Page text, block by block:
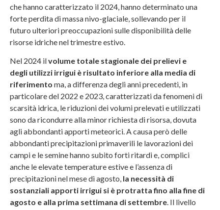
che hanno caratterizzato il 2024, hanno determinato una
forte perdita di massa nivo-glaciale, sollevando per il
futuro ulteriori preoccupazioni sulle disponibilità delle
risorse idriche nel trimestre estivo.
Nel 2024 ilvolume totale stagionale dei prelievi e
degli utilizzi irrigui è risultato inferiore alla media di
riferimento ma, a differenza degli anni precedenti, in
particolare del 2022 e 2023, caratterizzati da fenomeni di
scarsità idrica, le riduzioni dei volumi prelevati e utilizzati
sono da ricondurre alla minor richiesta di risorsa, dovuta
agli abbondanti apporti meteorici. A causa però delle
abbondanti precipitazioni primaverili le lavorazioni dei
campi e le semine hanno subito forti ritardi e, complici
anche le elevate temperature estive e l’assenza di
precipitazioni nel mese di agosto, la necessità di
sostanziali apporti irrigui si è protratta fino alla fine di
agosto e alla prima settimana di settembre. Il livello